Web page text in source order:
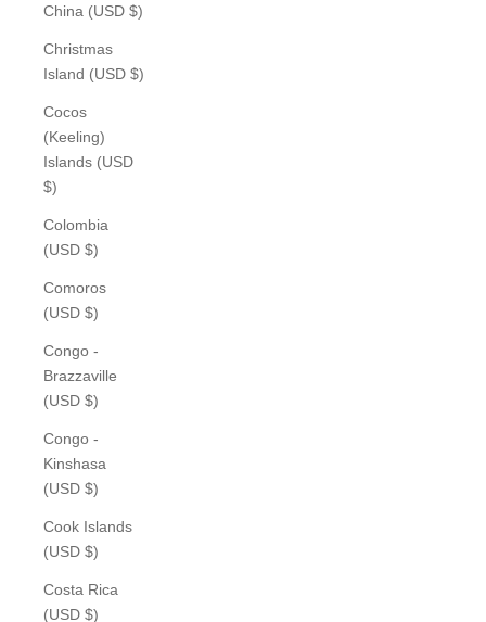
China (USD $)
Christmas
Island (USD $)
Cocos
(Keeling)
Islands (USD
$)
Colombia
(USD $)
Comoros
(USD $)
Congo -
Brazzaville
(USD $)
Congo -
Kinshasa
(USD $)
Cook Islands
(USD $)
Costa Rica
(USD $)